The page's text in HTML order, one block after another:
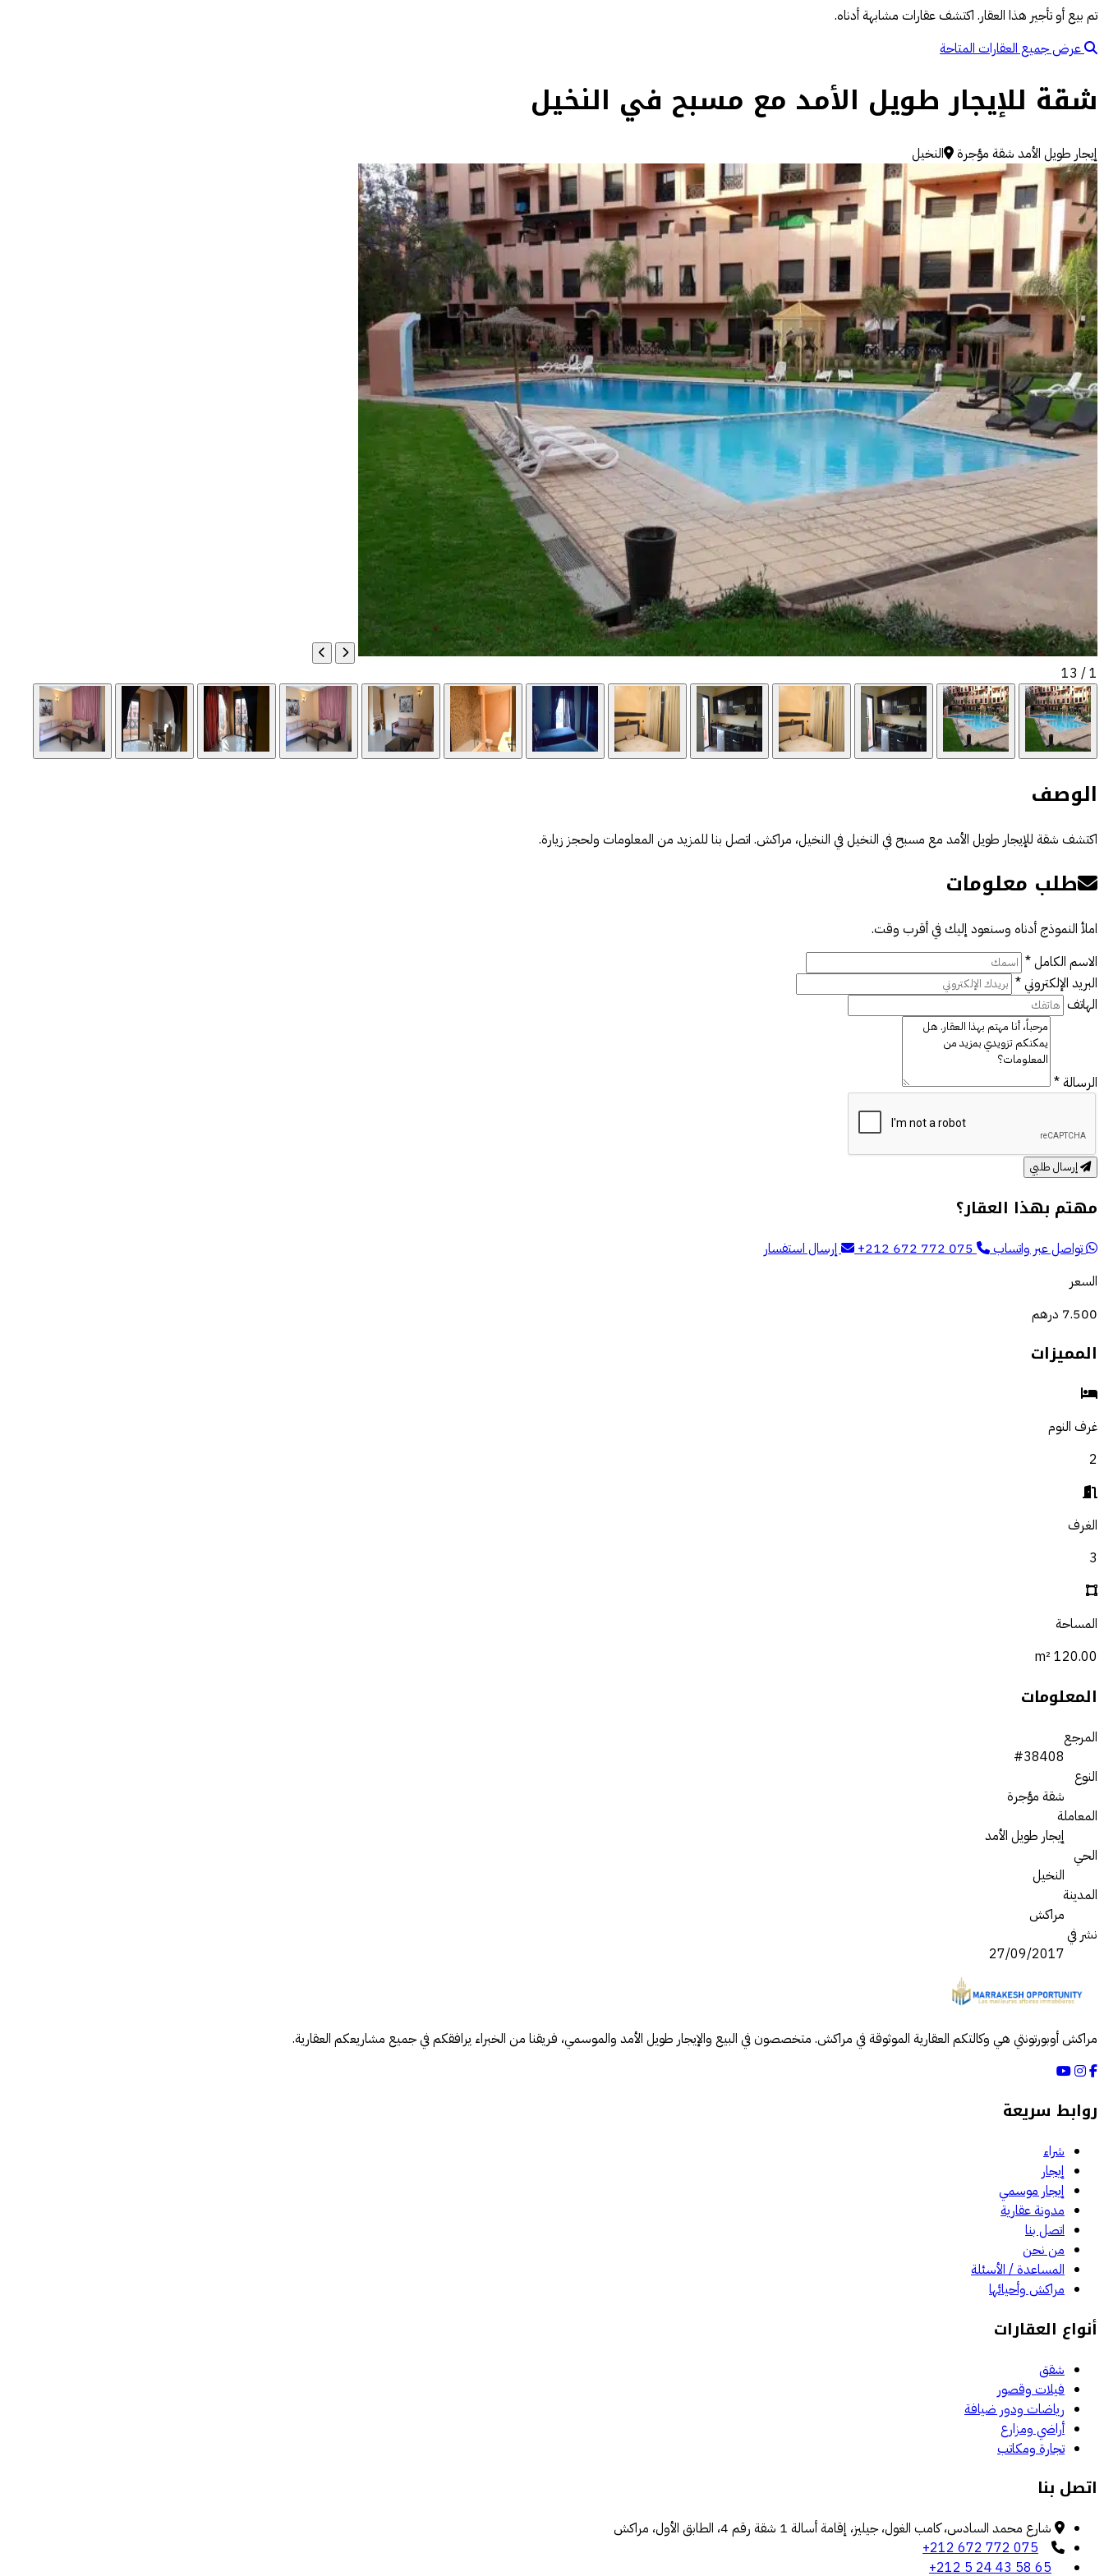
تم بيع أو تأجير هذا العقار. اكتشف عقارات مشابهة أدناه.
عرض جميع العقارات المتاحة
شقة للإيجار طويل الأمد مع مسبح في النخيل
إيجار طويل الأمد شقة مؤجرة النخيل
1
/ 13
الوصف
اكتشف شقة للإيجار طويل الأمد مع مسبح في النخيل في النخيل، مراكش. اتصل بنا للمزيد من المعلومات ولحجز زيارة.
طلب معلومات
املأ النموذج أدناه وسنعود إليك في أقرب وقت.
الاسم الكامل *
البريد الإلكتروني *
الهاتف
الرسالة *
إرسال طلبي
مهتم بهذا العقار؟
تواصل عبر واتساب +212 672 772 075
إرسال استفسار
السعر
7.500 درهم
المميزات
غرف النوم
2
الغرف
3
المساحة
120.00 m²
المعلومات
المرجع
#38408
النوع
شقة مؤجرة
المعاملة
إيجار طويل الأمد
الحي
النخيل
المدينة
مراكش
نشر في
27/09/2017
مراكش أوبورتونتي هي وكالتكم العقارية الموثوقة في مراكش. متخصصون في البيع والإيجار طويل الأمد والموسمي، فريقنا من الخبراء يرافقكم في جميع مشاريعكم العقارية.
روابط سريعة
شراء
إيجار
إيجار موسمي
مدونة عقارية
اتصل بنا
من نحن
المساعدة / الأسئلة
مراكش وأحيائها
أنواع العقارات
شقق
فيلات وقصور
رياضات ودور ضيافة
أراضي ومزارع
تجارة ومكاتب
اتصل بنا
شارع محمد السادس، كامب الغول، جيليز، إقامة أسالة 1 شقة رقم 4، الطابق الأول، مراكش
+212 672 772 075
+212 5 24 43 58 65